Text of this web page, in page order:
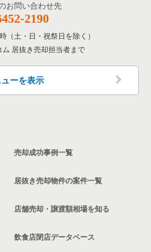
お問い合わせ先
2190
（土・日・祝祭日を除く）
居抜き売却担当者まで
ューを表示
売却成功事例一覧
居抜き売却物件の案件一覧
店舗売却・譲渡額相場を知る
飲食店閉店データベース